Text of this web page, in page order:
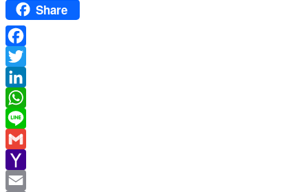
Share
Facebook
Twitter
LinkedIn
WhatsApp
Line
Gmail
Yahoo